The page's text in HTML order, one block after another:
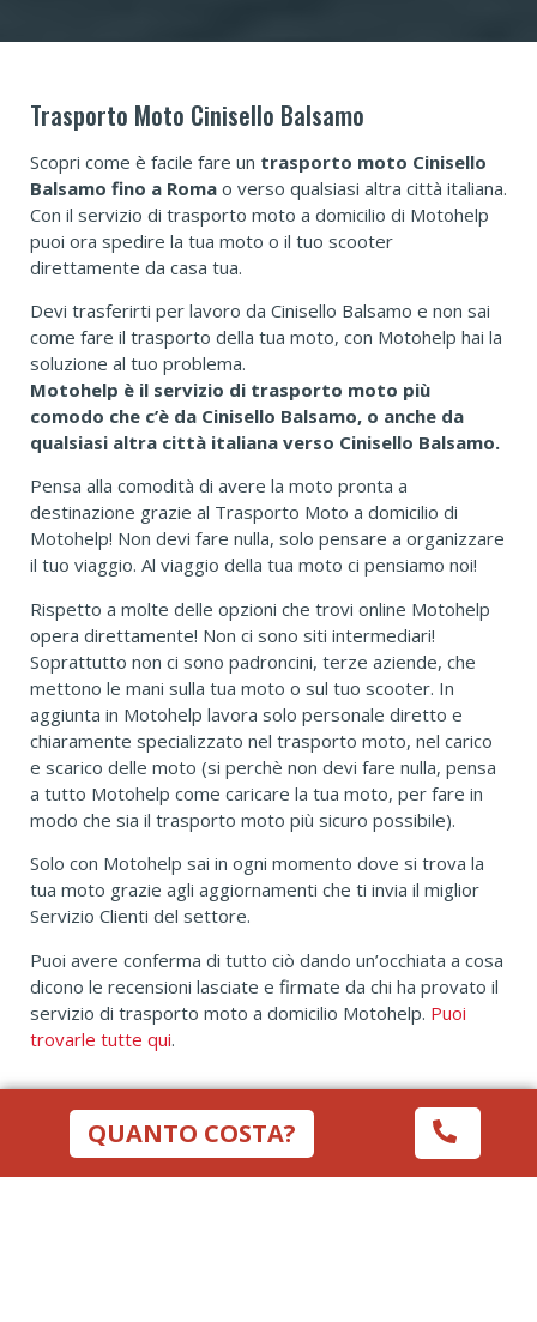
Trasporto Moto Cinisello Balsamo
Scopri come è facile fare un trasporto moto Cinisello
Balsamo fino a Roma o verso qualsiasi altra città italiana.
Con il servizio di trasporto moto a domicilio di Motohelp
puoi ora spedire la tua moto o il tuo scooter
direttamente da casa tua.
Devi trasferirti per lavoro da Cinisello Balsamo e non sai
come fare il trasporto della tua moto, con Motohelp hai la
soluzione al tuo problema.
Motohelp è il servizio di trasporto moto più
comodo che c’è da Cinisello Balsamo, o anche da
qualsiasi altra città italiana verso Cinisello Balsamo.
Pensa alla comodità di avere la moto pronta a
destinazione grazie al Trasporto Moto a domicilio di
Motohelp! Non devi fare nulla, solo pensare a organizzare
il tuo viaggio. Al viaggio della tua moto ci pensiamo noi!
Rispetto a molte delle opzioni che trovi online Motohelp
opera direttamente! Non ci sono siti intermediari!
Soprattutto non ci sono padroncini, terze aziende, che
mettono le mani sulla tua moto o sul tuo scooter. In
aggiunta in Motohelp lavora solo personale diretto e
chiaramente specializzato nel trasporto moto, nel carico
e scarico delle moto (si perchè non devi fare nulla, pensa
a tutto Motohelp come caricare la tua moto, per fare in
modo che sia il trasporto moto più sicuro possibile).
Solo con Motohelp sai in ogni momento dove si trova la
tua moto grazie agli aggiornamenti che ti invia il miglior
Servizio Clienti del settore.
Puoi avere conferma di tutto ciò dando un’occhiata a cosa
dicono le recensioni lasciate e firmate da chi ha provato il
servizio di trasporto moto a domicilio Motohelp. Puoi
trovarle tutte qui.
SOLO CON MOTOHELP SPEDISCI LA TUA
QUANTO COSTA?